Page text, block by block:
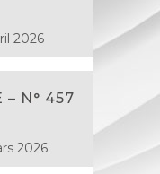
2026
– N° 457
2026